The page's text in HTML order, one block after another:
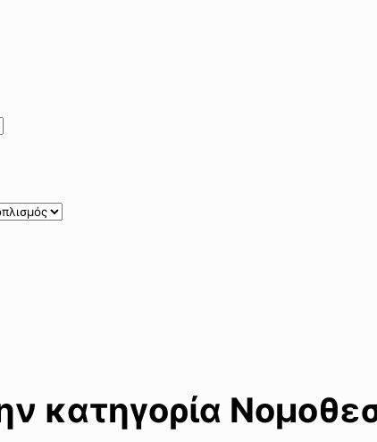
κατηγορία